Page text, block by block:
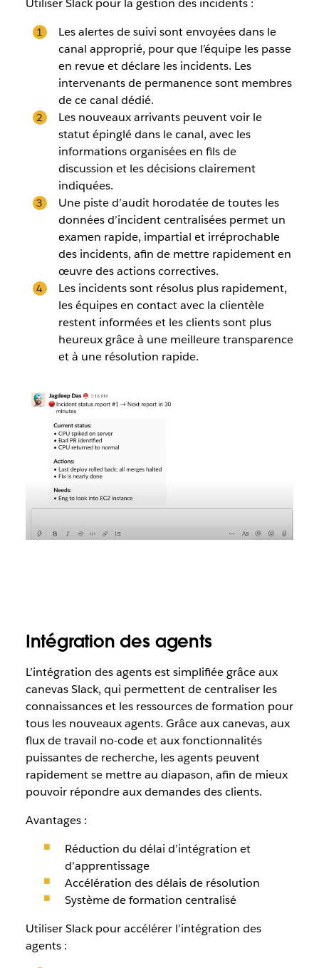
Utiliser Slack pour la gestion des incidents :
Les alertes de suivi sont envoyées dans le
canal approprié, pour que l’équipe les passe
en revue et déclare les incidents. Les
intervenants de permanence sont membres
de ce canal dédié.
Les nouveaux arrivants peuvent voir le
statut épinglé dans le canal, avec les
informations organisées en fils de
discussion et les décisions clairement
indiquées.
Une piste d’audit horodatée de toutes les
données d’incident centralisées permet un
examen rapide, impartial et irréprochable
des incidents, afin de mettre rapidement en
œuvre des actions correctives.
Les incidents sont résolus plus rapidement,
les équipes en contact avec la clientèle
restent informées et les clients sont plus
heureux grâce à une meilleure transparence
et à une résolution rapide.
Intégration des agents
L’intégration des agents est simplifiée grâce aux
canevas Slack, qui permettent de centraliser les
connaissances et les ressources de formation pour
tous les nouveaux agents. Grâce aux canevas, aux
flux de travail no-code et aux fonctionnalités
puissantes de recherche, les agents peuvent
rapidement se mettre au diapason, afin de mieux
pouvoir répondre aux demandes des clients.
Avantages :
Réduction du délai d’intégration et
d’apprentissage
Accélération des délais de résolution
Système de formation centralisé
Utiliser Slack pour accélérer l’intégration des
agents :